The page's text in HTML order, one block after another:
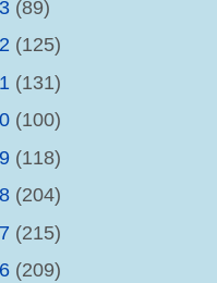
(89)
(125)
(131)
(100)
(118)
(204)
(215)
(209)